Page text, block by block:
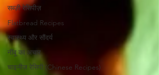
सब्ज़ी रेसिपीज़
Flatbread Recipes
स्वास्थ्य और सौंदर्य
नींबू का अचार
चाइनीज़ रेसिपी (Chinese Recipes)